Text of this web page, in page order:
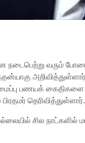
வரும்
பணயக் கைதிகளை
தெரிவித்துள்ளார்.
சில நாட்களில்